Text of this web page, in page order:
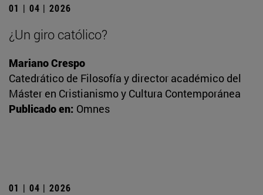
01 | 04 | 2026
¿Un giro católico?
Mariano Crespo
Catedrático de Filosofía y director académico del
Máster en Cristianismo y Cultura Contemporánea
Publicado en: Omnes
01 | 04 | 2026